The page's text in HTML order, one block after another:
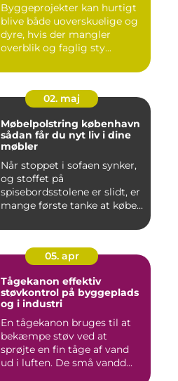
Byggeprojekter kan hurtigt
blive både uoverskuelige og
dyre, hvis der mangler
overblik og faglig sty...
02. maj
Møbelpolstring københavn
sådan får du nyt liv i dine
møbler
Når stoppet i sofaen synker,
og stoffet på
spisebordsstolene er slidt, er
mange første tanke at købe...
05. apr
Tågekanon effektiv
støvkontrol på byggeplads
og i industri
En tågekanon bruges til at
bekæmpe støv ved at
sprøjte en fin tåge af vand
ud i luften. De små vandd...